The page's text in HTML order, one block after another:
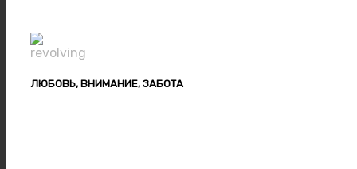
ЛЮБОВЬ, ВНИМАНИЕ, ЗАБОТА